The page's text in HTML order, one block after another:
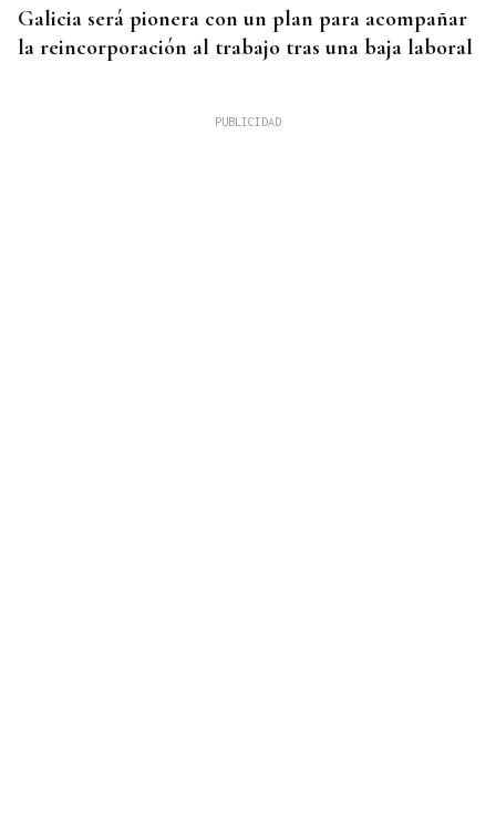
Galicia será pionera con un plan para acompañar
la reincorporación al trabajo tras una baja laboral